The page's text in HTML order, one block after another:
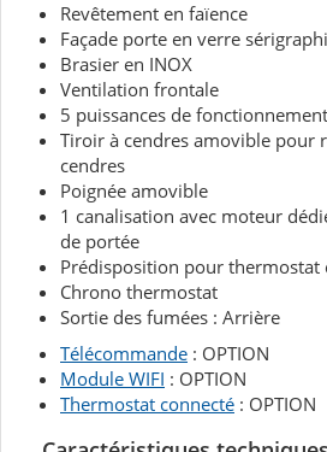
Revêtement en faïence
Façade porte en verre
Brasier en INOX
Ventilation frontale
5 puissances de fonctionnement
Tiroir à cendres amovible pour
cendres
Poignée amovible
1 canalisation avec moteur
de portée
Prédisposition pour thermostat
Chrono thermostat
Sortie des fumées : Arrière
Télécommande : OPTION
Module WIFI : OPTION
Thermostat connecté : OPTION